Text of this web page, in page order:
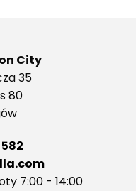
City
35
80
7:00 - 14:00